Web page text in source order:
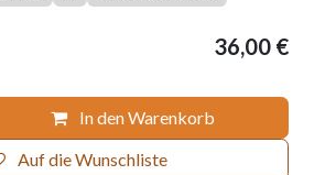
In den Warenkorb
Auf die Wunschliste
36,00 €